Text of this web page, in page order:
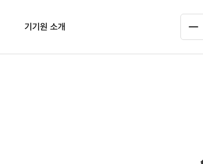
기기원 소개